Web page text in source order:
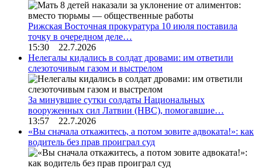
Рижская Восточная прокуратура 10 июля поставила
точку в очередном деле…
15:30 22.7.2026
Нелегалы кидались в солдат дровами: им ответили
слезоточивым газом и выстрелом
За минувшие сутки солдаты Национальных
вооруженных сил Латвии (НВС), помогавшие…
13:57 22.7.2026
«Вы сначала откажитесь, а потом зовите адвоката!»: как
водитель без прав проиграл суд